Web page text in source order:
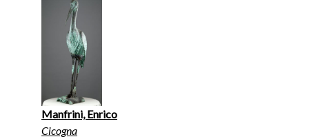
Manfrini, Enrico
Cicogna